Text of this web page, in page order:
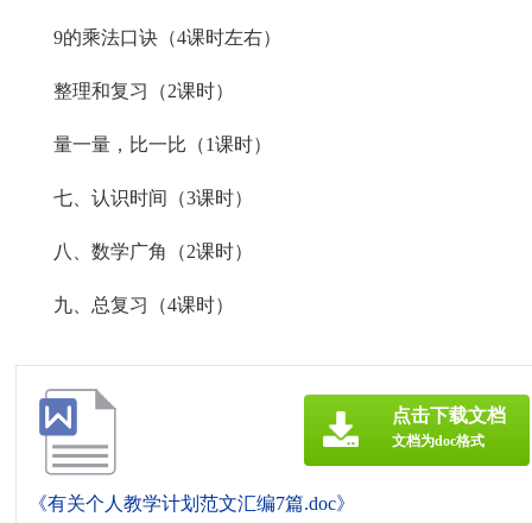
9的乘法口诀（4课时左右）
整理和复习（2课时）
量一量，比一比（1课时）
七、认识时间（3课时）
八、数学广角（2课时）
九、总复习（4课时）
《有关个人教学计划范文汇编7篇.doc》
点击下载文档
文档为doc格式